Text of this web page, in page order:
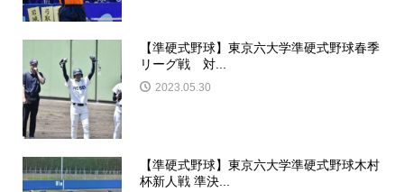
【準硬式野球】東京六大学準硬式野球春季
リーグ戦 対...
2023.05.30
【準硬式野球】東京六大学準硬式野球木村
杯新人戦 準決...